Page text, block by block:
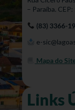
– Paraíba.
(83) 3366-
e-
Mapa do
Links